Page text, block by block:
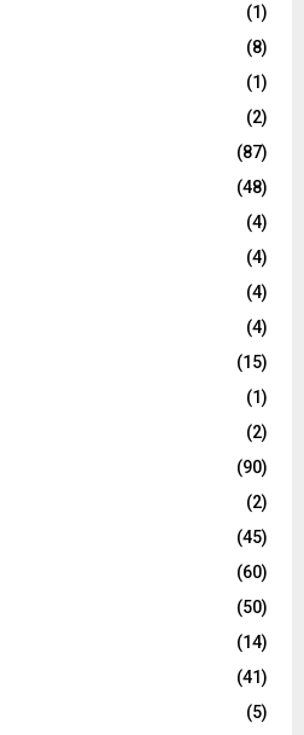
(1)
(8)
(1)
(2)
(87)
(48)
(4)
(4)
(4)
(4)
(15)
(1)
(2)
(90)
(2)
(45)
(60)
(50)
(14)
(41)
(5)